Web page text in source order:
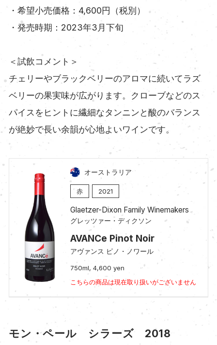
・希望小売価格：4,600円（税別）
・発売時期：2023年3月下旬
＜試飲コメント＞
チェリーやブラックベリーのアロマに続いてラズ
ベリーの果実味が広がります。クローブなどのス
パイスをヒントに繊細なタンニンと酸のバランス
が絶妙で長い余韻が心地よいワインです。
オーストラリア
赤 2021
Glaetzer-Dixon Family Winemakers
グレッツァー・ディクソン
AVANCe Pinot Noir
アヴァンス ピノ・ノワール
750ml, 4,600 yen
こちらの商品は現在取り扱いがございません
モン・ペール シラーズ 2018